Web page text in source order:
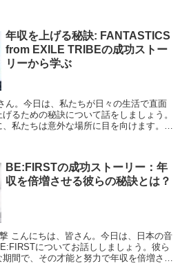
年収を上げる秘訣: FANTASTICS
from EXILE TRIBEの成功ストー
リーから学ぶ
ん。今日は、私たちが日々の生活で直面
るための秘訣について話をしましょう。
私たちは意外な場所に目を向けます。そ
BE:FIRSTの成功ストーリー：年
収を倍増させる彼らの秘訣とは？
こんにちは、皆さん。今日は、日本の音
についてお話ししましょう。彼ら
間で、その才能と努力で年収を倍増させ